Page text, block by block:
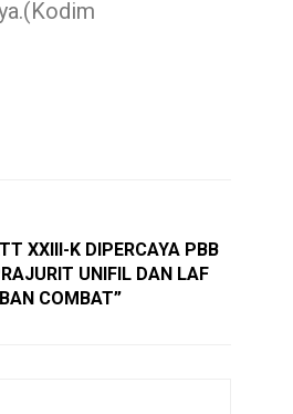
XXIII-K DIPERCAYA PBB
UNIFIL DAN LAF
COMBAT”